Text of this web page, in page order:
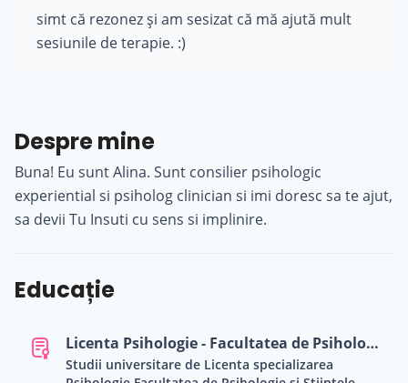
simt că rezonez și am sesizat că mă ajută mult
sesiunile de terapie. :)
Despre mine
Buna! Eu sunt Alina. Sunt consilier psihologic
experiential si psiholog clinician si imi doresc sa te ajut,
sa devii Tu Insuti cu sens si implinire.
Educație
Licenta Psihologie - Facultatea de Psihologie si Stiintele Educatiei
Studii universitare de Licenta specializarea